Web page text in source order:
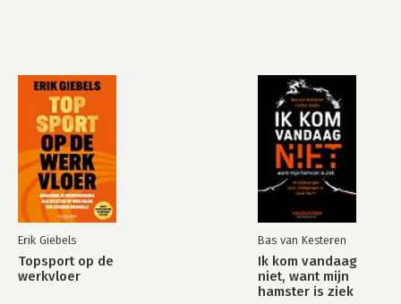
Erik Giebels
Topsport op de
werkvloer
Bas van Kesteren
Ik kom vandaag
niet, want mijn
hamster is ziek